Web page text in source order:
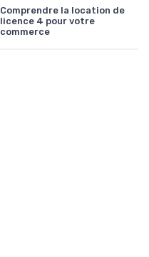
Comprendre la location de
licence 4 pour votre
commerce